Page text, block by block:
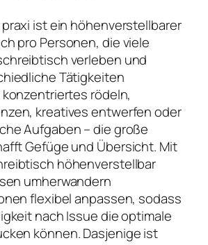
ist ein höhenverstellbarer
pro Personen, die viele
verleben und
Tätigkeiten
rödeln,
kreatives entwerfen oder
Aufgaben – die große
Gefüge und Übersicht. Mit
höhenverstellbar
umherwandern
flexibel anpassen, sodass
nach Issue die optimale
können. Dasjenige ist